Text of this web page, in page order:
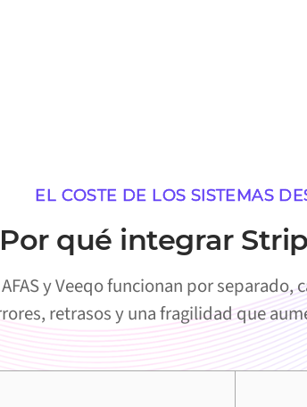
EL COSTE DE LOS SISTEMAS
qué integrar
y Veeqo funcionan por
retrasos y una fragilidad que